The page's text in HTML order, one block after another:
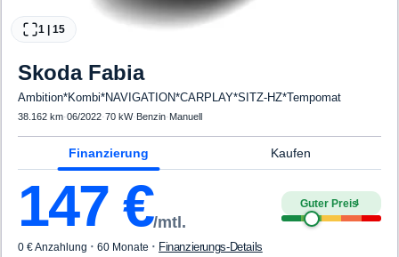
1 15
Skoda Fabia
Ambition*Kombi*NAVIGATION*CARPLAY*SITZ-HZ*Tempomat
38.162 km·06/2022·70 kW· Benzin· Manuell
Finanzierung Kaufen
147 €/mtl.
Guter Preis4
0 € Anzahlung · 60 Monate · Finanzierungs-Details